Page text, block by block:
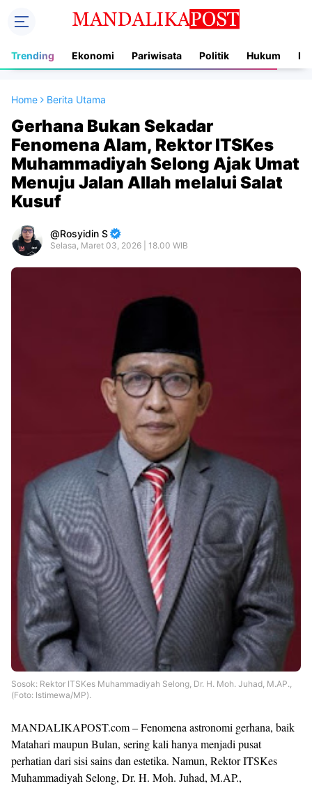
Trending Ekonomi Pariwisata Politik Hukum
Home Berita Utama
Gerhana Bukan Sekadar
Fenomena Alam, Rektor ITSKes
Muhammadiyah Selong Ajak Umat
Menuju Jalan Allah melalui Salat
Kusuf
Rosyidin S
Selasa, Maret 03, 2026 | 18.00 WIB
Sosok: Rektor ITSKes Muhammadiyah Selong, Dr. H. Moh. Juhad, M.AP.,
(Foto: Istimewa/MP).
MANDALIKAPOST.com – Fenomena astronomi gerhana, baik
Matahari maupun Bulan, sering kali hanya menjadi pusat
perhatian dari sisi sains dan estetika. Namun, Rektor ITSKes
Muhammadiyah Selong, Dr. H. Moh. Juhad, M.AP.,